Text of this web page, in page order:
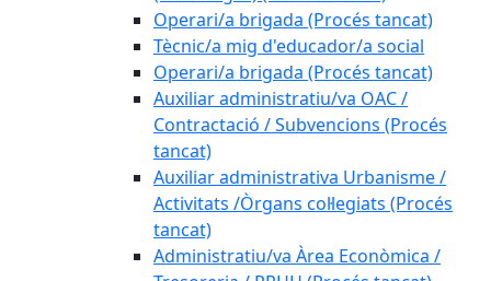
Operari/a brigada (Procés tancat)
Tècnic/a mig d'educador/a social
Operari/a brigada (Procés tancat)
Auxiliar administratiu/va OAC /
Contractació / Subvencions (Procés
tancat)
Auxiliar administrativa Urbanisme /
Activitats /Òrgans col·legiats (Procés
tancat)
Administratiu/va Àrea Econòmica /